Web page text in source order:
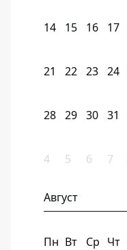
14 15 16 17
21 22 23 24
28 29 30 31
4 5 6 7
Август
Пн Вт Ср Чт